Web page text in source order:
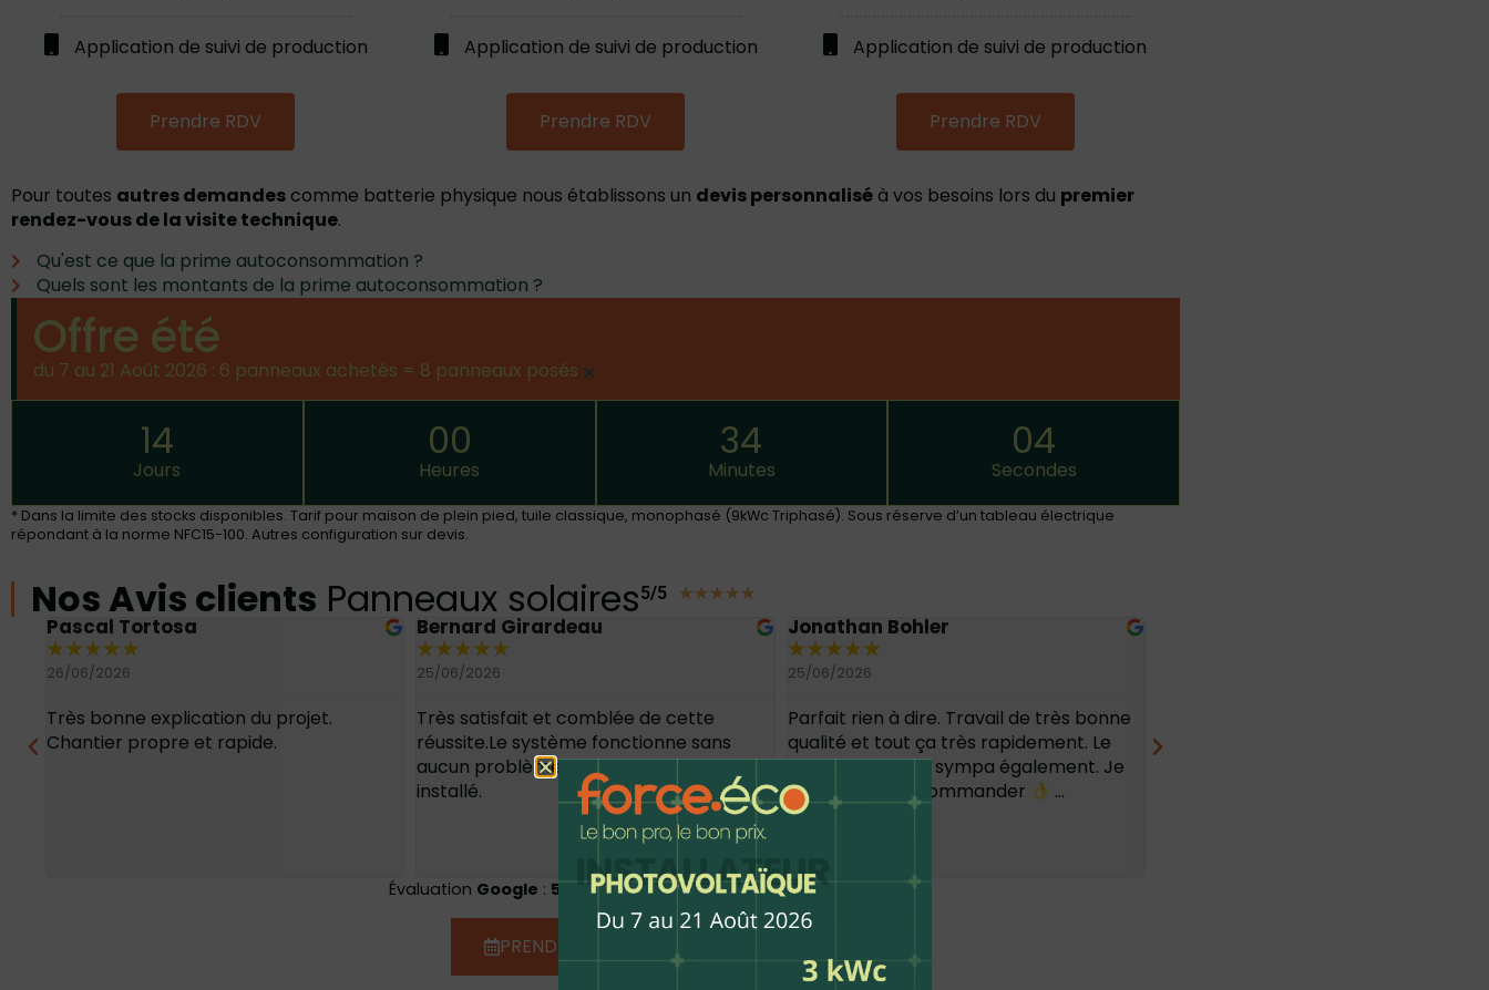
Application de suivi de production
Prendre RDV
Application de suivi de production
Prendre RDV
Application de suivi de production
Prendre RDV
Pour toutes autres demandes comme batterie physique nous établissons un devis personnalisé à vos besoins lors du premier
rendez-vous de la visite technique.
Qu'est ce que la prime autoconsommation ?
Quels sont les montants de la prime autoconsommation ?
Offre été
du 7 au 21 Août 2026 : 6 panneaux achetés = 8 panneaux posés ×
14
Jours
00
Heures
34
Minutes
03
Secondes
* Dans la limite des stocks disponibles. Tarif pour maison de plein pied, tuile classique, monophasé (9kWc Triphasé). Sous réserve d’un tableau électrique
répondant à la norme NFC15-100. Autres configuration sur devis.
Nos Avis clients Panneaux solaires5/5 ★★★★★
Bernard Girardeau
★★★★★
25/06/2026
Très satisfait et comblée de cette
réussite.Le système fonctionne sans
Jonathan Bohler
★★★★★
25/06/2026
Parfait rien à dire. Travail de très bonne
qualité et tout ça très rapidement. Le
personnel super sympa également. Je
ne peux que recommander
…
Claire Garcia
★★★★★
18/06/2026
Installation de panneaux solaires au sol,
à plus de 50 mètres de la maison, avec
batterie virtuelle. Tous les
collaborateurs Force Eco, du
commercial aux installateurs, en
redire sur le travail effectué ni sur les
Évaluation Google : 5 sur 5, Basée sur + de100 avis
PRENDRE RENDEZ-VOUS